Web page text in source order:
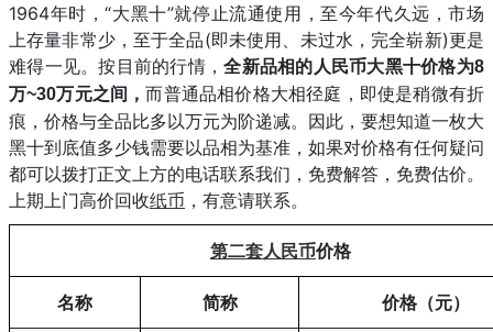
1964年时，“大黑十”就停止流通使用，至今年代久远，市场
上存量非常少，至于全品(即未使用、未过水，完全崭新)更是
难得一见。按目前的行情，全新品相的人民币大黑十价格为8
万~30万元之间，而普通品相价格大相径庭，即使是稍微有折
痕，价格与全品比多以万元为阶递减。因此，要想知道一枚大
黑十到底值多少钱需要以品相为基准，如果对价格有任何疑问
都可以拨打正文上方的电话联系我们，免费解答，免费估价。
上期上门高价回收纸币 ，有意请联系。
第二套人民币价格
名称 简称 价格（元）